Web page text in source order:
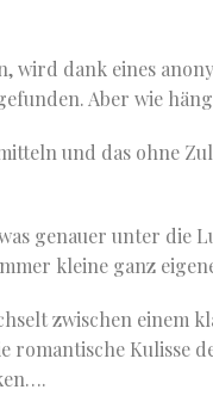
wird dank eines
Aber wie
und das ohne
genauer unter die
kleine ganz
zwischen einem
Kulisse